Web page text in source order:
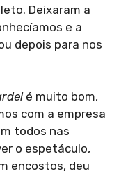
Deixaram a
e a
depois para nos
é muito bom,
com a empresa
todos nas
o espetáculo,
encostos, deu